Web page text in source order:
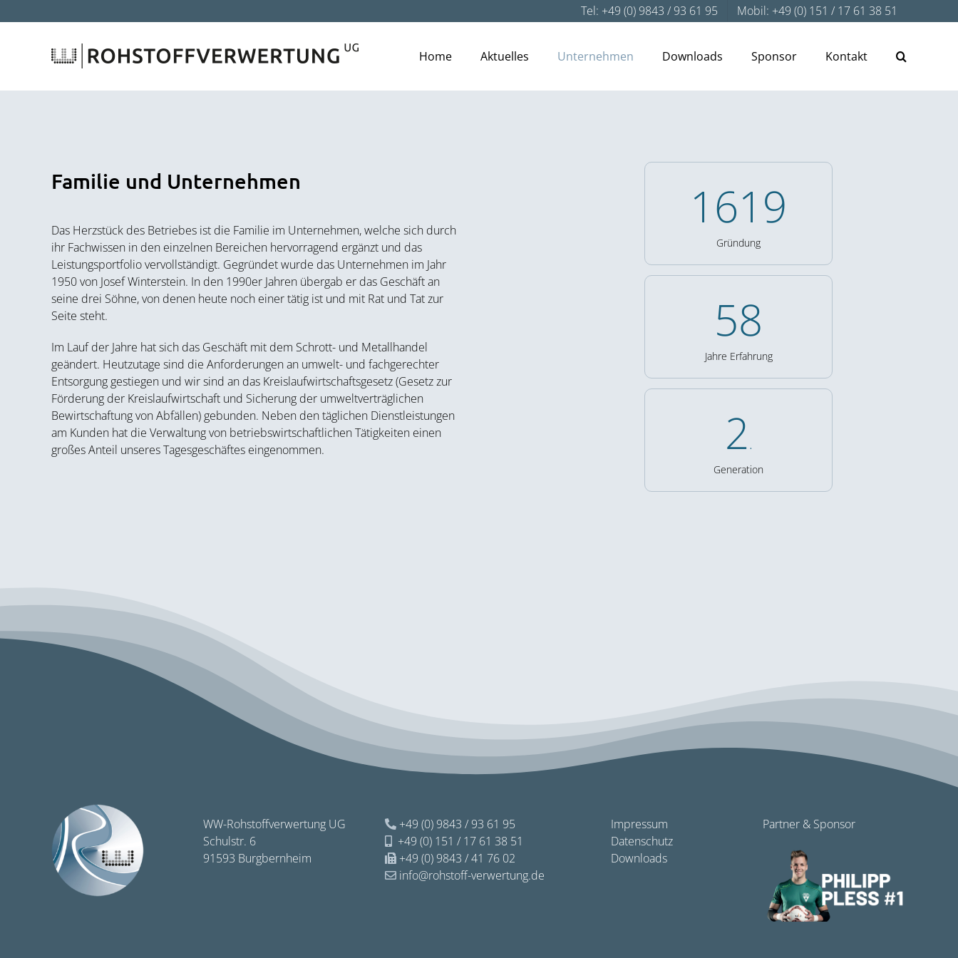
Inhalt
Tel: +49 (0) 9843 / 93 61 95 Mobil: +49 (0) 151 / 17 61 38 51
Home Aktuelles Unternehmen Downloads Sponsor Kontakt
Familie und Unternehmen
Das Herzstück des Betriebes ist die Familie im Unternehmen, welche sich durch
ihr Fachwissen in den einzelnen Bereichen hervorragend ergänzt und das
Leistungsportfolio vervollständigt. Gegründet wurde das Unternehmen im Jahr
1950 von Josef Winterstein. In den 1990er Jahren übergab er das Geschäft an
seine drei Söhne, von denen heute noch einer tätig ist und mit Rat und Tat zur
Seite steht.
Im Lauf der Jahre hat sich das Geschäft mit dem Schrott- und Metallhandel
geändert. Heutzutage sind die Anforderungen an umwelt- und fachgerechter
Entsorgung gestiegen und wir sind an das Kreislaufwirtschaftsgesetz (Gesetz zur
Förderung der Kreislaufwirtschaft und Sicherung der umweltverträglichen
Bewirtschaftung von Abfällen) gebunden. Neben den täglichen Dienstleistungen
am Kunden hat die Verwaltung von betriebswirtschaftlichen Tätigkeiten einen
großes Anteil unseres Tagesgeschäftes eingenommen.
1736
Gründung
62
Jahre Erfahrung
3.
Generation
WW-Rohstoffverwertung UG
Schulstr. 6
91593 Burgbernheim
+49 (0) 9843 / 93 61 95
+49 (0) 151 / 17 61 38 51
+49 (0) 9843 / 41 76 02
info@rohstoff-verwertung.de
Impressum
Datenschutz
Downloads
Partner & Sponsor